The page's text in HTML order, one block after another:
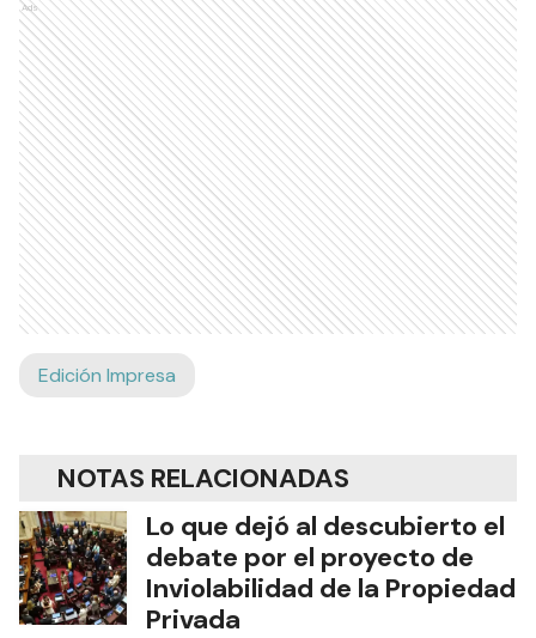
Ads
Edición Impresa
NOTAS RELACIONADAS
Lo que dejó al descubierto el
debate por el proyecto de
Inviolabilidad de la Propiedad
Privada